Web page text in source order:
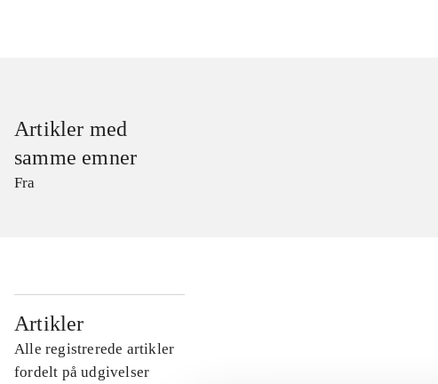
Artikler med
samme emner
Fra
Artikler
Alle registrerede artikler
fordelt på udgivelser